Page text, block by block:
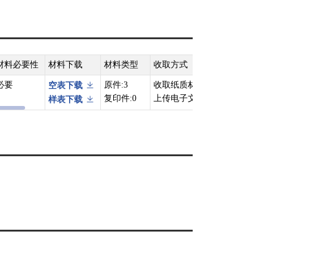
料必要性 材料下载 材料类型 收取方式
要
空表下载
样表下载
原件:3
复印件:0
收取纸质材料、
上传电子文件